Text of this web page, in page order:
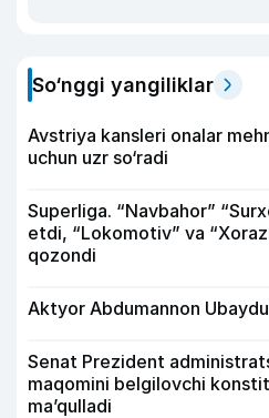
So‘nggi yangiliklar
Avstriya kansleri onalar
uchun uzr so‘radi
Superliga. “Navbahor”
etdi, “Lokomotiv” va
qozondi
Aktyor Abdu­mannon
Senat Prezident
maqomini belgilovchi
ma’qulladi